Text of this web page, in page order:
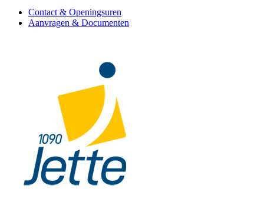
Contact & Openingsuren
Aanvragen & Documenten